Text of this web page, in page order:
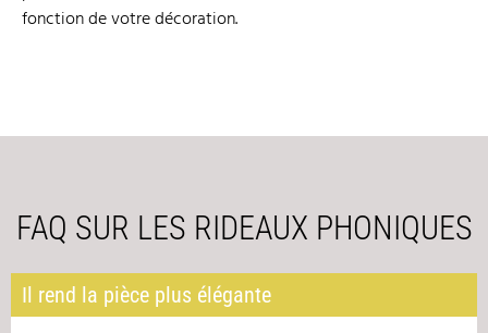
fonction de votre décoration.
FAQ SUR LES RIDEAUX PHONIQUES
Il rend la pièce plus élégante